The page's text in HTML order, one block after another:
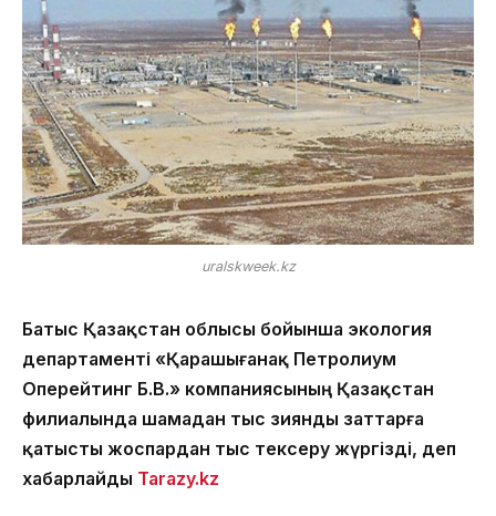
uralskweek.kz
Батыс Қазақстан облысы бойынша экология
департаменті «Қарашығанақ Петролиум
Оперейтинг Б.В.» компаниясының Қазақстан
филиалында шамадан тыс зиянды заттарға
қатысты жоспардан тыс тексеру жүргізді, деп
хабарлайды Tarazy.kz